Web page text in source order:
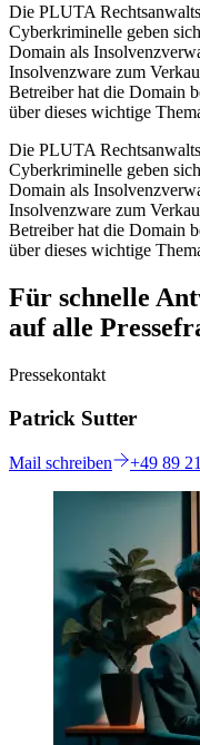
Die PLUTA
Cyberkriminelle geben
Domain als
Insolvenzware zum
Betreiber hat die Domain
über dieses wichtige
Die PLUTA
Cyberkriminelle geben
Domain als
Insolvenzware zum
Betreiber hat die Domain
über dieses wichtige
Für schnelle
auf alle
Pressekontakt
Patrick Sutter
Mail schreiben +49 89